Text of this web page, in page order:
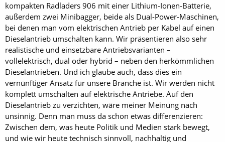
kompakten Radladers 906 mit einer Lithium-Ionen-Batterie,
außerdem zwei Minibagger, beide als Dual-Power-Maschinen,
bei denen man vom elektrischen Antrieb per Kabel auf einen
Dieselantrieb umschalten kann. Wir präsentieren also sehr
realistische und einsetzbare Antriebsvarianten –
vollelektrisch, dual oder hybrid – neben den herkömmlichen
Dieselantrieben. Und ich glaube auch, dass dies ein
vernünftiger Ansatz für unsere Branche ist. Wir werden nicht
komplett umschalten auf elektrische Antriebe. Auf den
Dieselantrieb zu verzichten, wäre meiner Meinung nach
unsinnig. Denn man muss da schon etwas differenzieren:
Zwischen dem, was heute Politik und Medien stark bewegt,
und wie wir heute technisch sinnvoll, nachhaltig und